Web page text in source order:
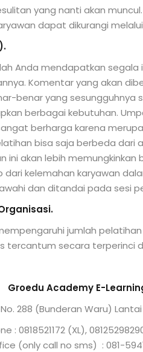
yang nanti akan
dapat dikurangi
Anda mendapatkan
Komentar yang akan
benar yang sesungguhnya
berbagai kebutuhan.
berharga karena
bisa saja berbeda dari
ini akan lebih
kelemahan karyawan
dan ditandai pada sesi
jumlah
tercantum secara terperinci
Groedu Academy E-
288 (Bunderan Waru) Lantai
: 0818521172 (XL),
(only call no sms) : 081-